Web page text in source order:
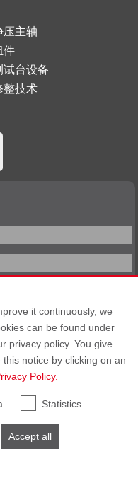
it continuously, we
can be found under
privacy policy. You give
notice by clicking on an
Policy.
Statistics
Accept all
压主轴
件
试台设备
整技术
般条款和条件